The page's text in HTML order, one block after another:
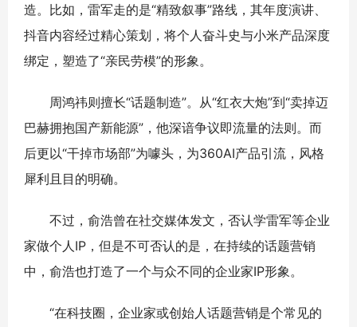
造。比如，雷军走的是“精致叙事”路线，其年度演讲、
抖音内容经过精心策划，将个人奋斗史与小米产品深度
绑定，塑造了“亲民劳模”的形象。
周鸿祎则擅长“话题制造”。从“红衣大炮”到“卖掉迈
巴赫拥抱国产新能源”，他深谙争议即流量的法则。而
后更以“干掉市场部”为噱头，为360AI产品引流，风格
犀利且目的明确。
不过，俞浩曾在社交媒体发文，否认学雷军等企业
家做个人IP，但是不可否认的是，在持续的话题营销
中，俞浩也打造了一个与众不同的企业家IP形象。
“在科技圈，企业家或创始人话题营销是个常见的